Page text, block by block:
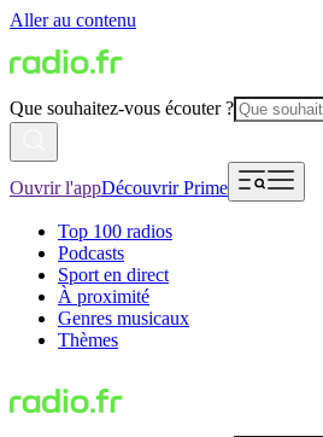
Aller au contenu
Que souhaitez-vous écouter ?
Ouvrir l'appDécouvrir Prime
Top 100 radios
Podcasts
Sport en direct
À proximité
Genres musicaux
Thèmes